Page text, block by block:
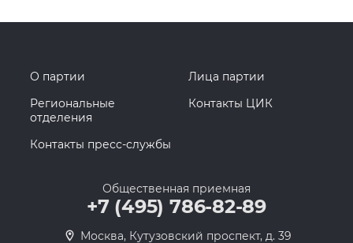
О партии
Лица партии
Региональные
отделения
Контакты ЦИК
Контакты пресс-службы
Общественная приемная
+7 (495) 786-82-89
Москва, Кутузовский проспект, д. 39